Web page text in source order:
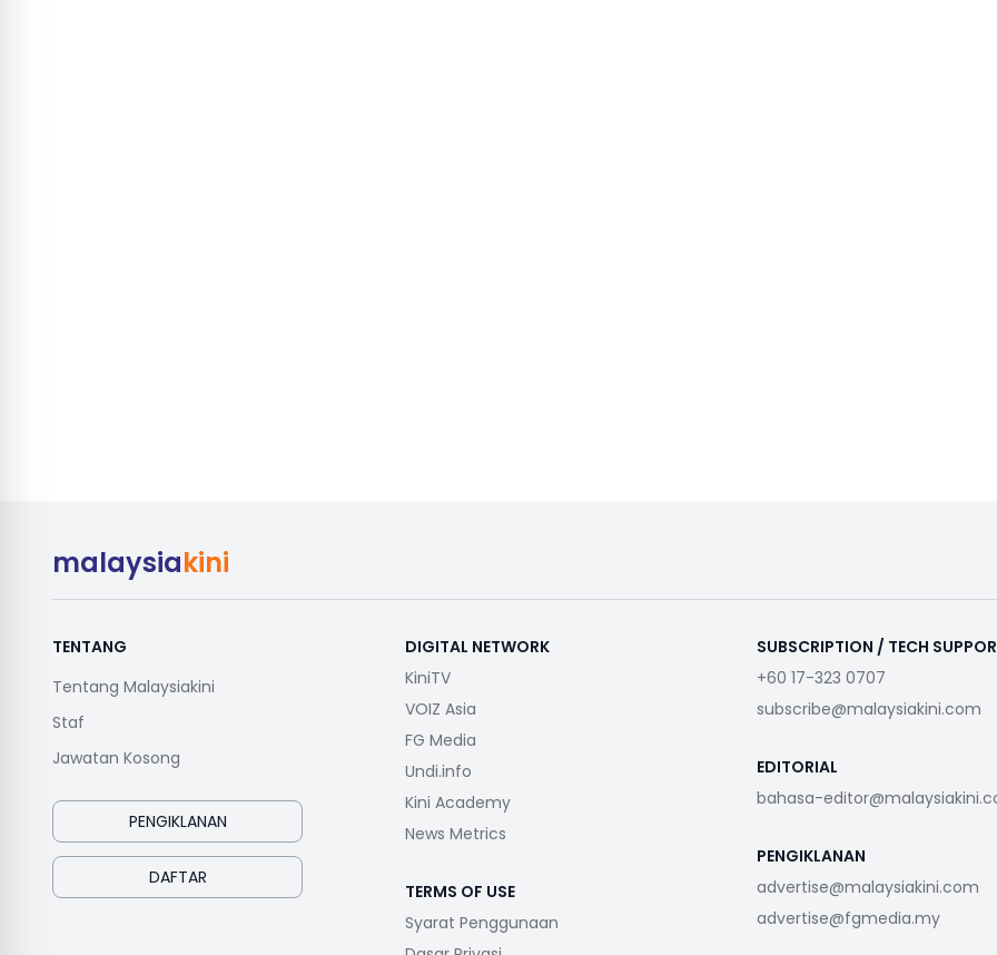
malaysiakini
TENTANG
Tentang Malaysiakini
Staf
Jawatan Kosong
PENGIKLANAN
DAFTAR
DIGITAL NETWORK
KiniTV
VOIZ Asia
FG Media
Undi.info
Kini Academy
News Metrics
TERMS OF USE
Syarat Penggunaan
SUBSCRIPTION / TECH
+60 17-323 0707
subscribe@malaysiakini.com
EDITORIAL
bahasa-
PENGIKLANAN
advertise@malaysiakini.com
advertise@fgmedia.my